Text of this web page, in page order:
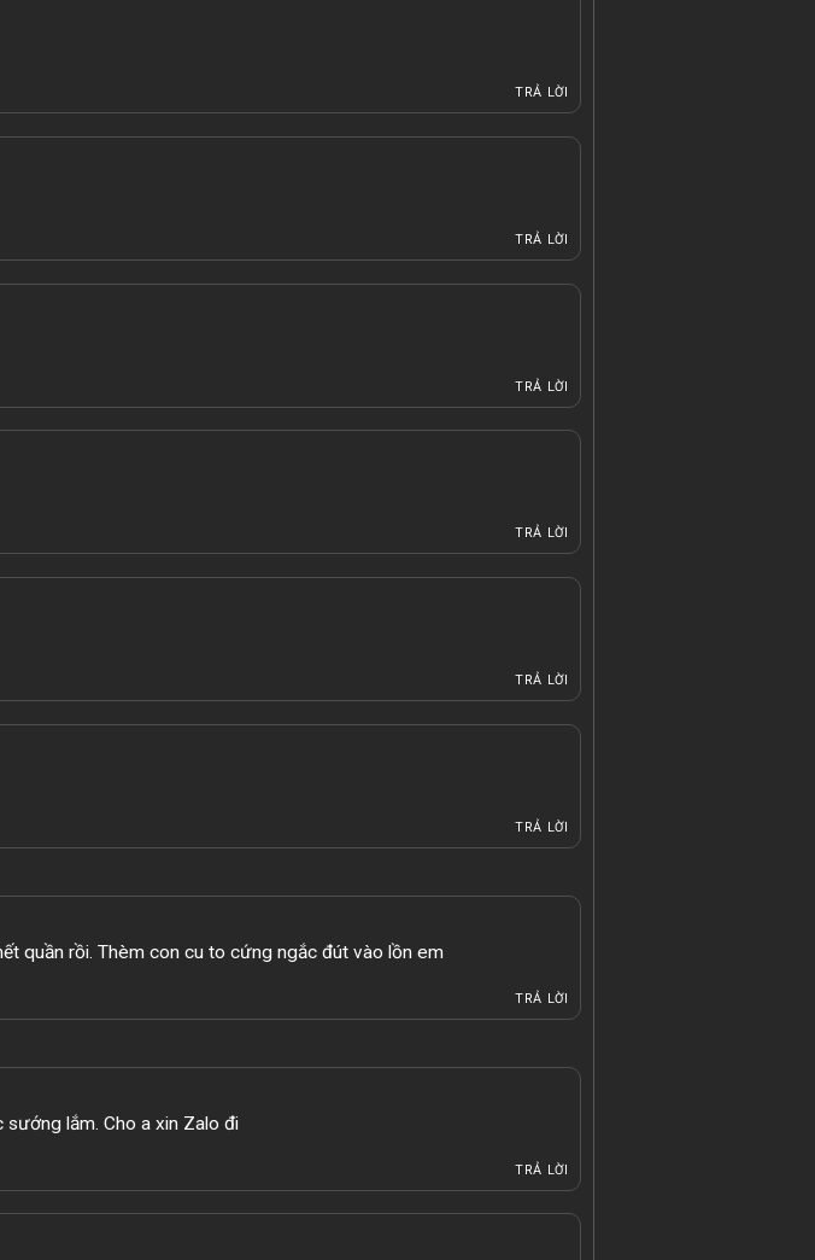
TRẢ LỜI
TRẢ LỜI
TRẢ LỜI
TRẢ LỜI
TRẢ LỜI
TRẢ LỜI
quần rồi. Thèm con cu to cứng ngắc đút vào lồn em
TRẢ LỜI
lắm. Cho a xin Zalo đi
TRẢ LỜI